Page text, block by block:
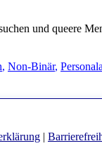
und queere
, Non-Binär,
|